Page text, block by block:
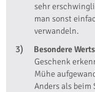
sehr
man sonst
verwandeln.
Besondere
Geschenk
Mühe
Anders als